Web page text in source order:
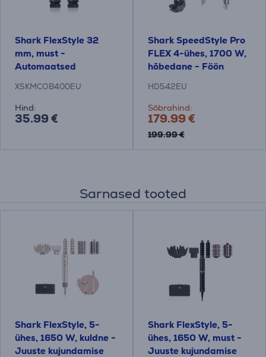
Shark FlexStyle 32
mm, must -
Automaatsed
XSKMCOB400EU
Hind:
35.99 €
Shark SpeedStyle Pro
FLEX 4-ühes, 1700 W,
hõbedane - Föön
HD542EU
Sõbrahind:
179.99 €
199.99 €
Sarnased tooted
Shark FlexStyle, 5-
ühes, 1650 W, kuldne -
Juuste kujundamise
Shark FlexStyle, 5-
ühes, 1650 W, must -
Juuste kujundamise